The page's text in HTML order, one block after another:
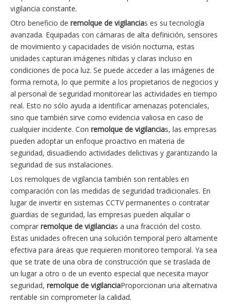
vigilancia constante.
Otro beneficio de remolque de vigilancias es su tecnología
avanzada. Equipadas con cámaras de alta definición, sensores
de movimiento y capacidades de visión nocturna, estas
unidades capturan imágenes nítidas y claras incluso en
condiciones de poca luz. Se puede acceder a las imágenes de
forma remota, lo que permite a los propietarios de negocios y
al personal de seguridad monitorear las actividades en tiempo
real. Esto no sólo ayuda a identificar amenazas potenciales,
sino que también sirve como evidencia valiosa en caso de
cualquier incidente. Con remolque de vigilancias, las empresas
pueden adoptar un enfoque proactivo en materia de
seguridad, disuadiendo actividades delictivas y garantizando la
seguridad de sus instalaciones.
Los remolques de vigilancia también son rentables en
comparación con las medidas de seguridad tradicionales. En
lugar de invertir en sistemas CCTV permanentes o contratar
guardias de seguridad, las empresas pueden alquilar o
comprar remolque de vigilancias a una fracción del costo.
Estas unidades ofrecen una solución temporal pero altamente
efectiva para áreas que requieren monitoreo temporal. Ya sea
que se trate de una obra de construcción que se traslada de
un lugar a otro o de un evento especial que necesita mayor
seguridad, remolque de vigilanciaProporcionan una alternativa
rentable sin comprometer la calidad.